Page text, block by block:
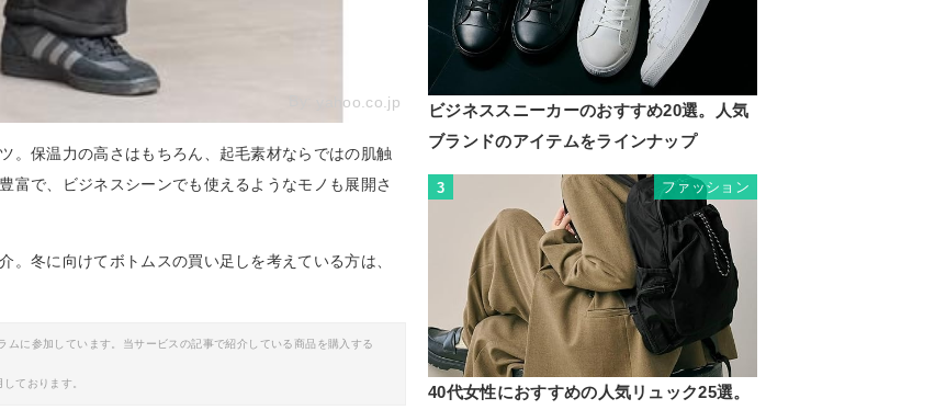
yahoo.co.jp
。保温力の高さはもちろん、起毛素材ならではの肌触
富で、ビジネスシーンでも使えるようなモノも展開さ
冬に向けてボトムスの買い足しを考えている方は、
に参加しています。当サービスの記事で紹介している商品を購入する
ております。
ビジネススニーカーのおすすめ20選。人気
ブランドのアイテムをラインナップ
3 ファッション
40代女性におすすめの人気リュック25選。